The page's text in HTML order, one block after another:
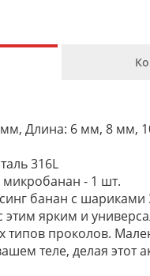
Длина: 6 мм, 8 мм,
316L
микробанан - 1 шт.
банан с
этим ярким и
типов проколов.
теле, делая этот